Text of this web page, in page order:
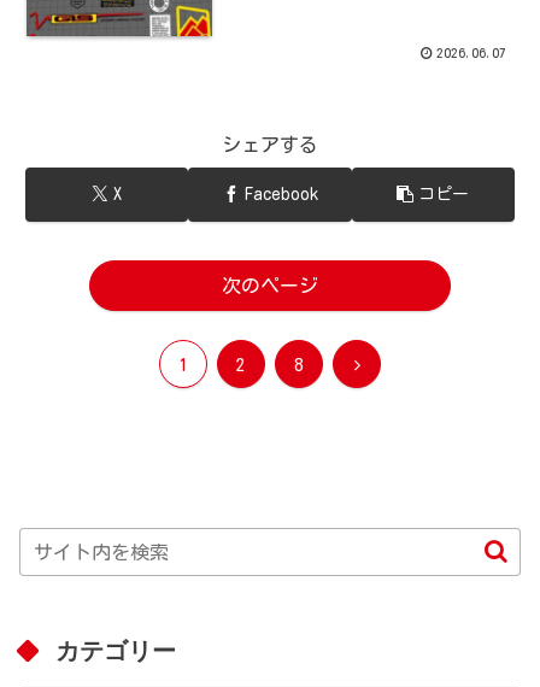
2026.06.07
シェアする
X Facebook コピー
次のページ
1 2 8 次
カテゴリー